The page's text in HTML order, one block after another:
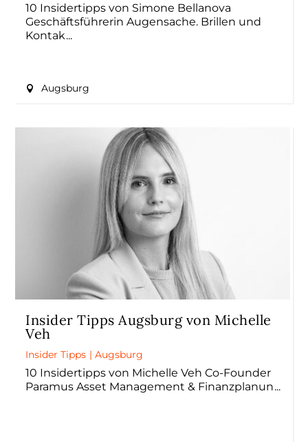
10 Insidertipps von Simone Bellanova
Geschäftsführerin Augensache. Brillen und
Kontak
Augsburg
Insider Tipps Augsburg von Michelle
Veh
Insider Tipps |Augsburg
10 Insidertipps von Michelle Veh Co-Founder
Paramus Asset Management & Finanzplanun